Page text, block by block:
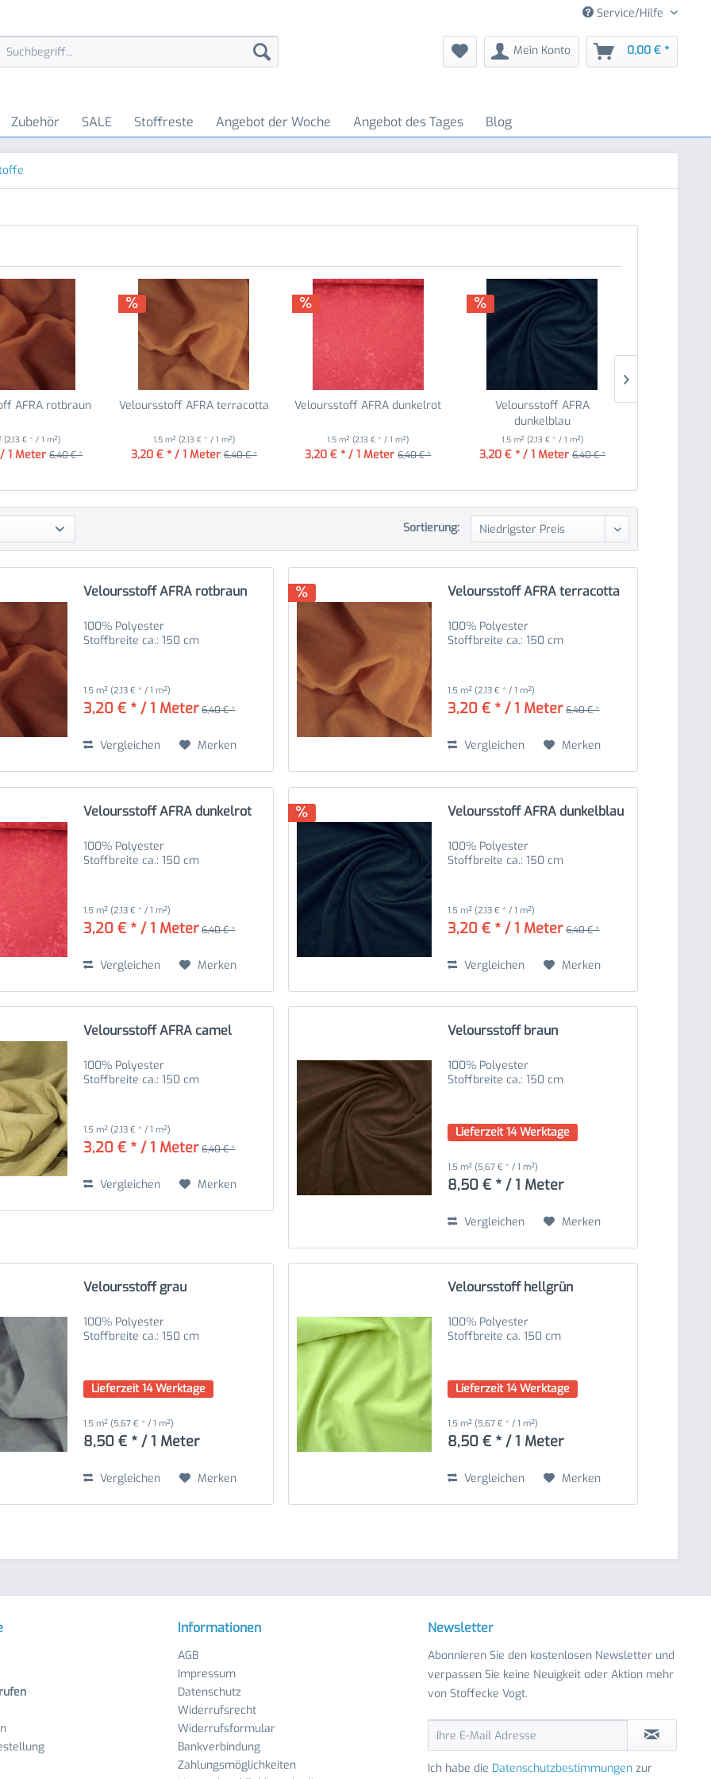
Service/Hilfe
Mein Konto 0,00 € *
Zubehör SALE Stoffreste Angebot der Woche Angebot des Tages Blog
AFRA rotbraun
(2,13 € * / 1 m²)
1 Meter 6,40 € *
Veloursstoff AFRA terracotta
1.5 m² (2,13 € * / 1 m²)
3,20 € * / 1 Meter 6,40 € *
Veloursstoff AFRA dunkelrot
1.5 m²(2,13 € * / 1 m²)
3,20 € * / 1 Meter 6,40 € *
Veloursstoff AFRA
dunkelblau
1.5 m² (2,13 € * / 1 m²)
3,20 € * / 1 Meter 6,40 € *
Sortierung:
Veloursstoff AFRA rotbraun
100% Polyester
Stoffbreite ca.: 150 cm
1.5 m² (2,13 € * / 1 m²)
3,20 € * / 1 Meter 6,40 € *
Vergleichen Merken
Veloursstoff AFRA terracotta
100% Polyester
Stoffbreite ca.: 150 cm
1.5 m² (2,13 € * / 1 m²)
3,20 € * / 1 Meter 6,40 € *
Vergleichen Merken
Veloursstoff AFRA dunkelrot
100% Polyester
Stoffbreite ca.: 150 cm
1.5 m² (2,13 € * / 1 m²)
3,20 € * / 1 Meter 6,40 € *
Vergleichen Merken
Veloursstoff AFRA dunkelblau
100% Polyester
Stoffbreite ca.: 150 cm
1.5 m² (2,13 € * / 1 m²)
3,20 € * / 1 Meter 6,40 € *
Vergleichen Merken
Veloursstoff AFRA camel
100% Polyester
Stoffbreite ca.: 150 cm
1.5 m² (2,13 € * / 1 m²)
3,20 € * / 1 Meter 6,40 € *
Vergleichen Merken
Veloursstoff braun
100% Polyester
Stoffbreite ca.: 150 cm
Lieferzeit 14 Werktage
1.5 m² (5,67 € * / 1 m²)
8,50 € * / 1 Meter
Vergleichen Merken
Veloursstoff grau
100% Polyester
Stoffbreite ca.: 150 cm
Lieferzeit 14 Werktage
1.5 m² (5,67 € * / 1 m²)
8,50 € * / 1 Meter
Vergleichen Merken
Veloursstoff hellgrün
100% Polyester
Stoffbreite ca. 150 cm
Lieferzeit 14 Werktage
1.5 m² (5,67 € * / 1 m²)
8,50 € * / 1 Meter
Vergleichen Merken
Informationen
AGB
Impressum
Datenschutz
Widerrufsrecht
Widerrufsformular
Bankverbindung
Zahlungsmöglichkeiten
Newsletter
Abonnieren Sie den kostenlosen Newsletter und
verpassen Sie keine Neuigkeit oder Aktion mehr
von Stoffecke Vogt.
Ich habe die Datenschutzbestimmungen zur